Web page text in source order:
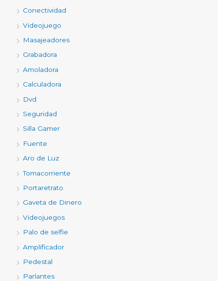
Conectividad
Videojuego
Masajeadores
Grabadora
Amoladora
Calculadora
Dvd
Seguridad
Silla Gamer
Fuente
Aro de Luz
Tomacorriente
Portaretrato
Gaveta de Dinero
Videojuegos
Palo de selfie
Amplificador
Pedestal
Parlantes